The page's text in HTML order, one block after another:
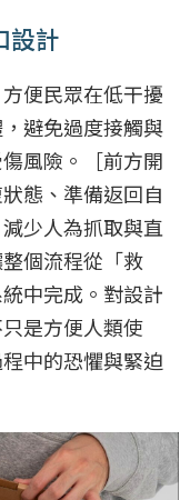
設計
便民眾在低干擾
避免過度接觸與
風險。［前方開
態、準備返回自
少人為抓取與直
個流程從「救
中完成。對設計
是方便人類使
中的恐懼與緊迫